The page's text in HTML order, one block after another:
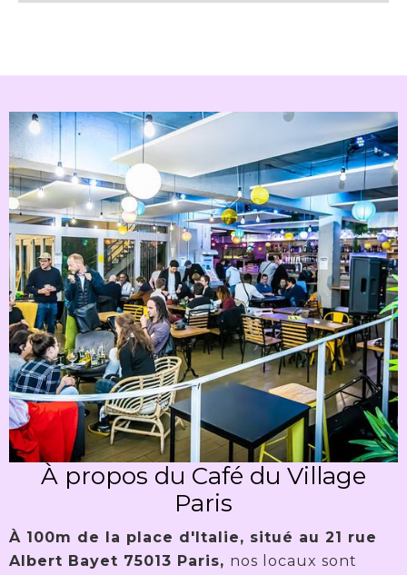
À propos du Café du Village
Paris
À 100m de la place d'Italie, situé au 21 rue
Albert Bayet 75013 Paris, nos locaux sont